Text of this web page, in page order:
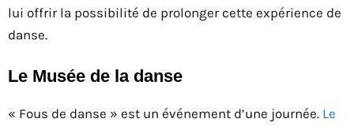
lui offrir la possibilité de prolonger cette expérience de
danse.
Le Musée de la danse
« Fous de danse » est un événement d’une journée. Le